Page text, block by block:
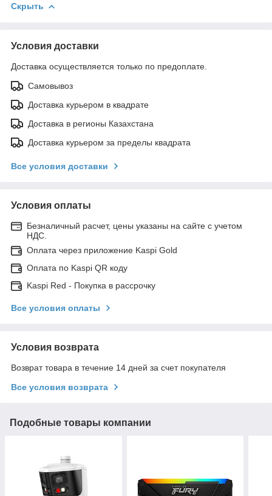
Скрыть
Условия доставки
Доставка осуществляется только по предоплате.
Самовывоз
Доставка курьером в квадрате
Доставка в регионы Казахстана
Доставка курьером за пределы квадрата
Все условия доставки
Условия оплаты
Безналичный расчет, цены указаны на сайте с учетом
НДС.
Оплата через приложение Kaspi Gold
Оплата по Kaspi QR коду
Kaspi Red - Покупка в рассрочку
Все условия оплаты
Условия возврата
Возврат товара в течение 14 дней за счет покупателя
Все условия возврата
Подобные товары компании